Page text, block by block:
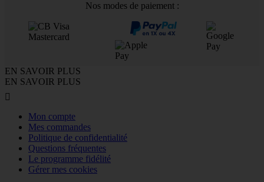
Nos modes de paiement :
EN SAVOIR PLUS
EN SAVOIR PLUS

Mon compte
Mes commandes
Politique de confidentialité
Questions fréquentes
Le programme fidélité
Gérer mes cookies